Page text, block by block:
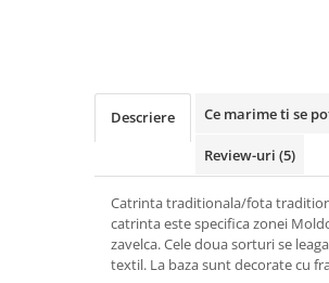
Descriere Ce marime ti se
Review-uri (5)
Catrinta traditionala/fota
catrinta este specifica zonei
zavelca. Cele doua sorturi se
textil. La baza sunt decorate cu